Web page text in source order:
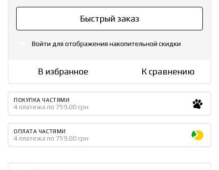
Быстрый заказ
Войти для отображения накопительной скидки
В избранное К сравнению
ПОКУПКА ЧАСТЯМИ
4 платежа по 759.00 грн
ОПЛАТА ЧАСТЯМИ
4 платежа по 759.00 грн